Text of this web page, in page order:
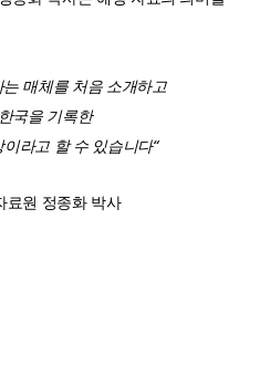
매체를 처음 소개하고
국을 기록한
라고 할 수 있습니다“
료원 정종화 박사